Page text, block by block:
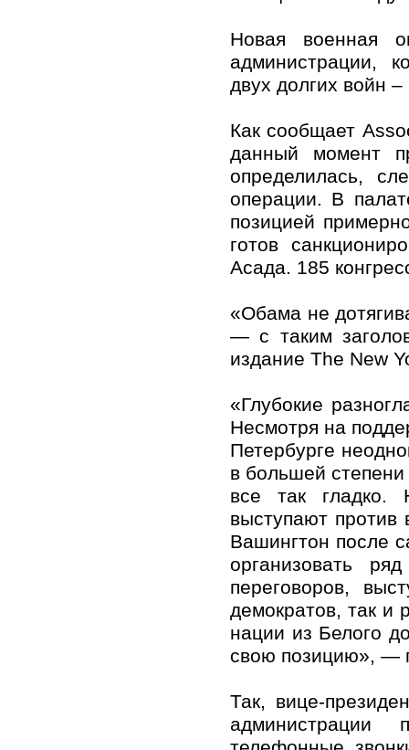
Новая военная
администрации,
двух долгих войн
Как сообщает
данный момент
определилась,
операции. В
позицией
готов
Асада. 185
«Обама не
— с таким
издание The New
«Глубокие
Несмотря на
Петербурге
в большей
все так гладко.
выступают
Вашингтон после
организовать
переговоров,
демократов, так и
нации из Белого
свою позицию», —
Так, вице-